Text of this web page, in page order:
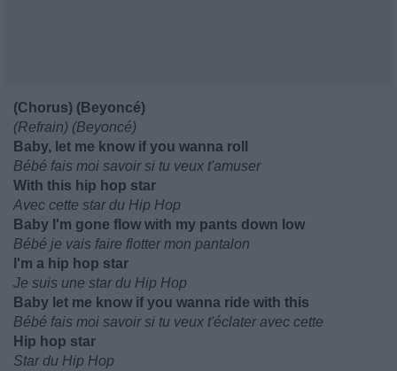
(Chorus) (Beyoncé)
(Refrain) (Beyoncé)
Baby, let me know if you wanna roll
Bébé fais moi savoir si tu veux t'amuser
With this hip hop star
Avec cette star du Hip Hop
Baby I'm gone flow with my pants down low
Bébé je vais faire flotter mon pantalon
I'm a hip hop star
Je suis une star du Hip Hop
Baby let me know if you wanna ride with this
Bébé fais moi savoir si tu veux t'éclater avec cette
Hip hop star
Star du Hip Hop